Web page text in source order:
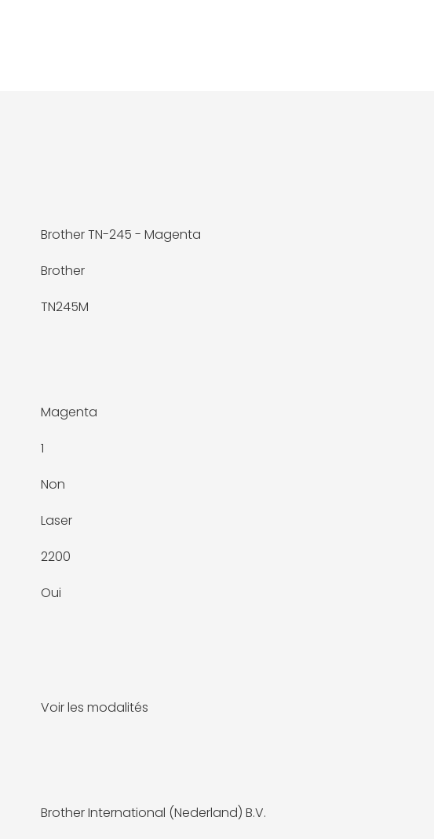
Brother TN-245 - Magenta
Brother
TN245M
Magenta
1
Non
Laser
2200
Oui
Voir les modalités
Brother International (Nederland) B.V.